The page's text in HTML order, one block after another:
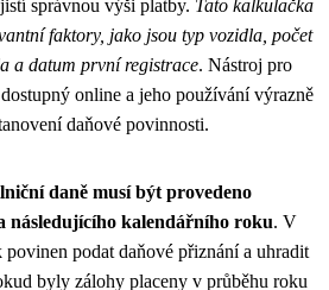
správnou výši platby. Tato kalkulačka
faktory, jako jsou typ vozidla, počet
a datum první registrace. Nástroj pro
online a jeho používání výrazně
daňové povinnosti.
daně musí být provedeno
následujícího kalendářního roku. V
podat daňové přiznání a uhradit
byly zálohy placeny v průběhu roku